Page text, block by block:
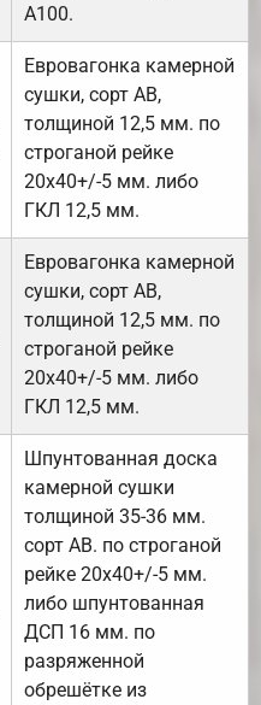
А100.
Евровагонка камерной
сушки, сорт АВ,
толщиной 12,5 мм. по
строганой рейке
20х40+/-5 мм. либо
ГКЛ 12,5 мм.
Евровагонка камерной
сушки, сорт АВ,
толщиной 12,5 мм. по
строганой рейке
20х40+/-5 мм. либо
ГКЛ 12,5 мм.
Шпунтованная доска
камерной сушки
толщиной 35-36 мм.
сорт АВ. по строганой
рейке 20х40+/-5 мм.
либо шпунтованная
ДСП 16 мм. по
разряженной
обрешётке из